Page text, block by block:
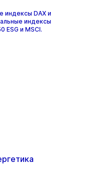
индексы DAX и
индексы
ESG и MSCI.